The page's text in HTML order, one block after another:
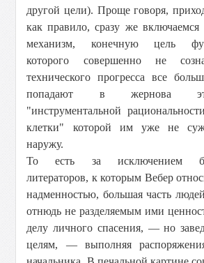
другой цели). Проще говоря,
как правило, сразу же
механизм, конечную цель
которого совершенно не
технического прогресса все
попадают в жернова
"инструментальной
клетки" которой им уже не
наружу.
То есть за исключением
литераторов, к которым Вебер
надменностью, большая часть
отнюдь не разделяемым ими
делу личного спасения, — но
целям, — выполняя